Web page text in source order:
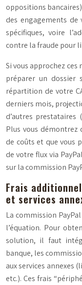
oppositions
des engagements
spécifiques, voire
contre la fraude pour
Si vous approchez ces
préparer un dossier
répartition de votre
derniers mois,
d’autres prestataires
Plus vous démontrez
de coûts et que vous
de votre flux via
sur la commission
Frais
et services
La commission
l’équation. Pour
solution, il faut
banque, les
aux services annexes
etc.). Ces frais